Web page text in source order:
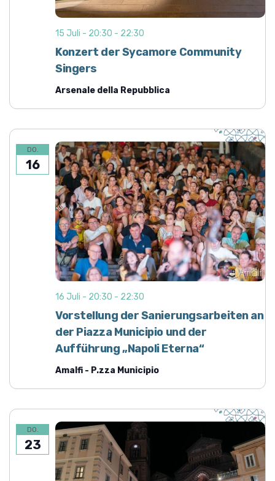
Konzert der Sycamore Community
Singers
15 Juli - 20:30 - 22:30
Arsenale della Repubblica
DO.
16
Vorstellung der Sanierungsarbeiten an
der Piazza Municipio und der
Aufführung „Napoli Eterna“
16 Juli - 20:30 - 22:30
Amalfi - P.zza Municipio
DO.
23